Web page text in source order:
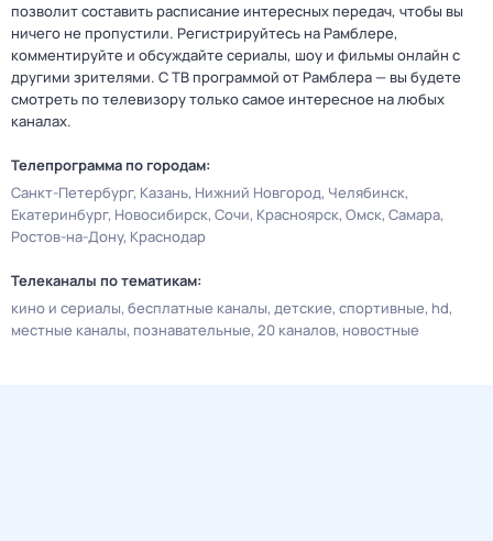
позволит составить расписание интересных передач, чтобы вы
ничего не пропустили. Регистрируйтесь на Рамблере,
комментируйте и обсуждайте сериалы, шоу и фильмы онлайн с
другими зрителями. С ТВ программой от Рамблера — вы будете
смотреть по телевизору только самое интересное на любых
каналах.
Телепрограмма по городам:
Санкт-Петербург Казань Нижний Новгород Челябинск
Екатеринбург Новосибирск Сочи Красноярск Омск Самара
Ростов-на-Дону Краснодар
Телеканалы по тематикам:
кино и сериалы бесплатные каналы детские спортивные hd
местные каналы познавательные 20 каналов новостные